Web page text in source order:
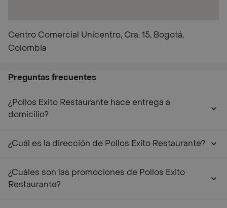
Centro Comercial Unicentro, Cra. 15, Bogotá,
Colombia
Preguntas frecuentes
¿Pollos Exito Restaurante hace entrega a
domicilio?
¿Cuál es la dirección de Pollos Exito Restaurante?
¿Cuáles son las promociones de Pollos Exito
Restaurante?